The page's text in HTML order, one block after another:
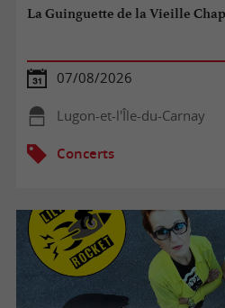
La Guinguette de la Vieille
07/08/2026
Lugon-et-l'Île-du-Carnay
Concerts